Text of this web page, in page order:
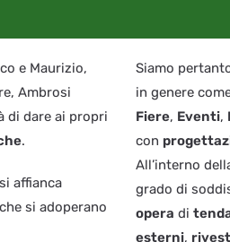
e Maurizio,
Ambrosi
di dare ai propri
.
affianca
si adoperano
Siamo
in genere
Fiere, Eventi,
con
All’interno
grado di
opera di
esterni,